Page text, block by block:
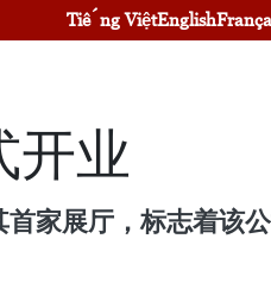
Tiếng ViệtEnglish
开业
家展厅，标志着该